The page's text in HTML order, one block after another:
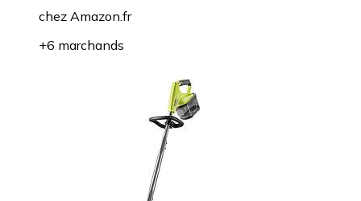
chez Amazon.fr
+6 marchands